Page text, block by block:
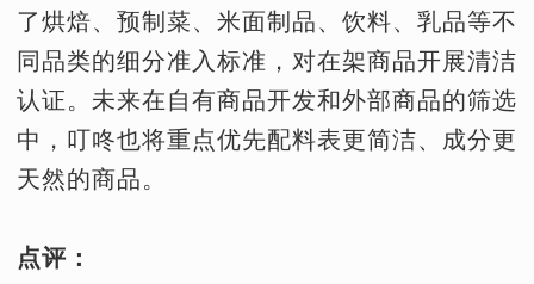
了烘焙、预制菜、米面制品、饮料、乳品等不
同品类的细分准入标准，对在架商品开展清洁
认证。未来在自有商品开发和外部商品的筛选
中，叮咚也将重点优先配料表更简洁、成分更
天然的商品。
点评：